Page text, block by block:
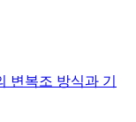
변복조 방식과 기